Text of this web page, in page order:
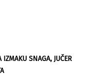
SNAGA, JUČER